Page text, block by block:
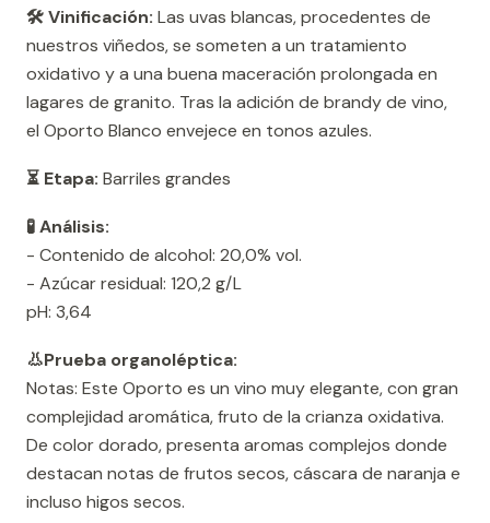
🛠️ Vinificación: Las uvas blancas, procedentes de
nuestros viñedos, se someten a un tratamiento
oxidativo y a una buena maceración prolongada en
lagares de granito. Tras la adición de brandy de vino,
el Oporto Blanco envejece en tonos azules.
⏳ Etapa: Barriles grandes
🧪 Análisis:
- Contenido de alcohol: 20,0% vol.
- Azúcar residual: 120,2 g/L
pH: 3,64
👃Prueba organoléptica:
Notas: Este Oporto es un vino muy elegante, con gran
complejidad aromática, fruto de la crianza oxidativa.
De color dorado, presenta aromas complejos donde
destacan notas de frutos secos, cáscara de naranja e
incluso higos secos.